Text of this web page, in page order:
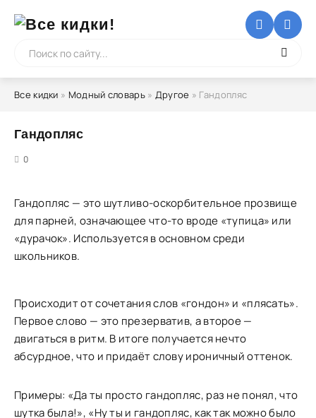
Все кидки » Модный словарь» Другое » Гандопляс
Гандопляс
0
Гандопляс — это шутливо-оскорбительное прозвище
для парней, означающее что-то вроде «тупица» или
«дурачок». Используется в основном среди
школьников.
Происходит от сочетания слов «гондон» и «плясать».
Первое слово — это презерватив, а второе —
двигаться в ритм. В итоге получается нечто
абсурдное, что и придаёт слову ироничный оттенок.
Примеры: «Да ты просто гандопляс, раз не понял, что
шутка была!», «Ну ты и гандопляс, как так можно было